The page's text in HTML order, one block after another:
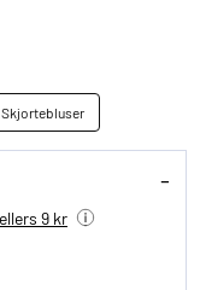
Skjortebluser
9 kr